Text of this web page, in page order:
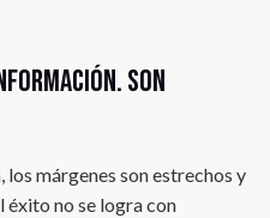
Son
los márgenes son estrechos y
éxito no se logra con